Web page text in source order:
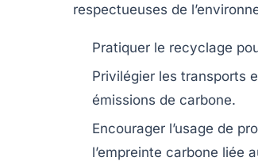
respectueuses de
Pratiquer le recyclage
Privilégier les transports
émissions de carbone.
Encourager l’usage de
l’empreinte carbone liée